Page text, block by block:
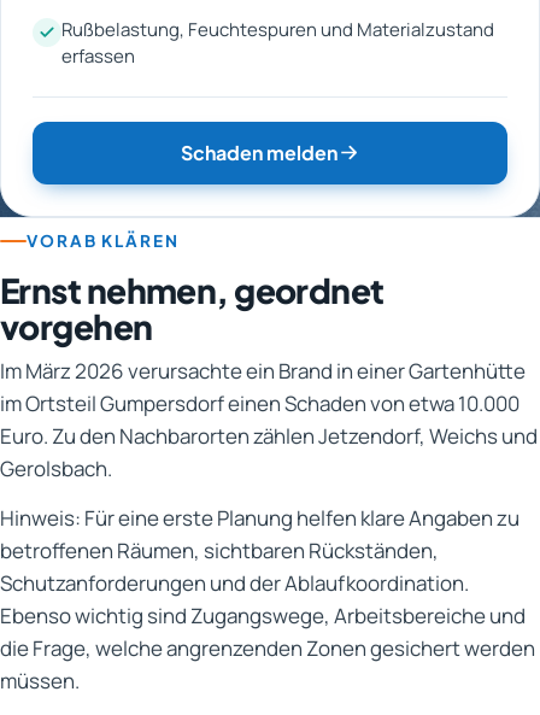
Rußbelastung, Feuchtespuren und Materialzustand
erfassen
Schaden melden
VORAB KLÄREN
Ernst nehmen, geordnet
vorgehen
Im März 2026 verursachte ein Brand in einer Gartenhütte
im Ortsteil Gumpersdorf einen Schaden von etwa 10.000
Euro. Zu den Nachbarorten zählen Jetzendorf, Weichs und
Gerolsbach.
Hinweis: Für eine erste Planung helfen klare Angaben zu
betroffenen Räumen, sichtbaren Rückständen,
Schutzanforderungen und der Ablaufkoordination.
Ebenso wichtig sind Zugangswege, Arbeitsbereiche und
die Frage, welche angrenzenden Zonen gesichert werden
müssen.